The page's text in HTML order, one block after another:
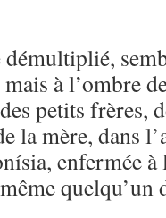
démultiplié,
à l’ombre
petits frères,
la mère, dans
enfermée à
quelqu’un